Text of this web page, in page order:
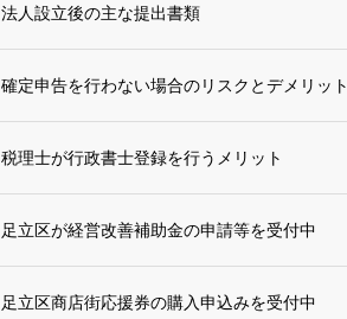
法人設立後の主な提出書類
確定申告を行わない場合のリスクとデメリット
税理士が行政書士登録を行うメリット
足立区が経営改善補助金の申請等を受付中
足立区商店街応援券の購入申込みを受付中